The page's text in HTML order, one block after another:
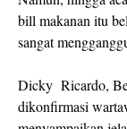
bill makanan itu
sangat
Dicky Ricardo,
dikonfirmasi